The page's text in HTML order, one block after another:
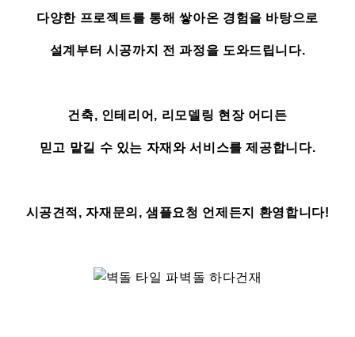
다양한 프로젝트를 통해 쌓아온 경험을 바탕으로
설계부터 시공까지 전 과정을 도와드립니다.
건축, 인테리어, 리모델링 현장 어디든
믿고 맡길 수 있는 자재와 서비스를 제공합니다.
시공견적, 자재문의, 샘플요청 언제든지 환영합니다!